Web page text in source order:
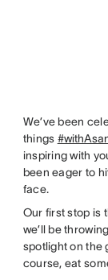
We’ve been
things
inspiring with
been eager to
face.
Our first stop is
we’ll be
spotlight on the
course, eat